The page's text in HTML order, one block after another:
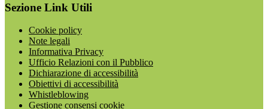
Sezione Link Utili
Cookie policy
Note legali
Informativa Privacy
Ufficio Relazioni con il Pubblico
Dichiarazione di accessibilità
Obiettivi di accessibilità
Whistleblowing
Gestione consensi cookie